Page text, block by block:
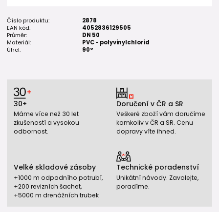
Číslo produktu:
2878
EAN kód:
4052836129505
Průměr:
DN 50
Materiál:
PVC - polyvinylchlorid
Úhel:
90°
30+
Máme více než 30 let
zkušeností a vysokou
odbornost.
Doručení v ČR a SR
Veškeré zboží vám doručíme
kamkoliv v ČR a SR. Cenu
dopravy víte ihned.
Velké skladové zásoby
+1000 m odpadního potrubí,
+200 revizních šachet,
+5000 m drenážních trubek
Technické poradenství
Unikátní návody. Zavolejte,
poradíme.